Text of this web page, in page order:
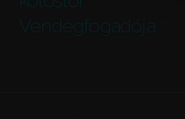
Vendégfogadója